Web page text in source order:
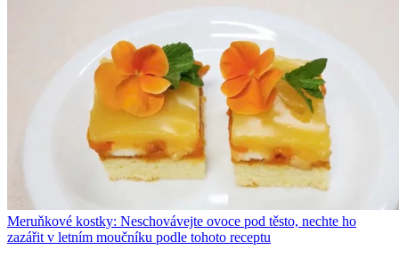
Meruňkové kostky: Neschovávejte ovoce pod těsto, nechte ho
zazářit v letním moučníku podle tohoto receptu